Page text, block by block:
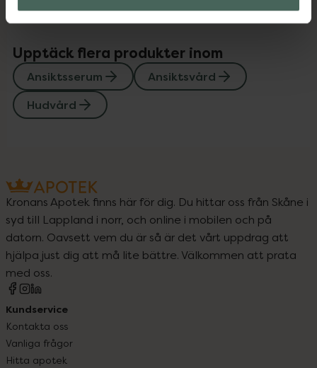
Upptäck flera produkter inom
Ansiktsserum
Ansiktsvård
Hudvård
Kronans Apotek finns här för dig. Du hittar oss från Skåne i
syd till Lappland i norr, och online i mobilen och på
datorn. Oavsett vem du är så är det vårt uppdrag att
hjälpa just dig att må lite bättre. Välkommen att prata
med oss.
Kundservice
Kontakta oss
Vanliga frågor
Hitta apotek